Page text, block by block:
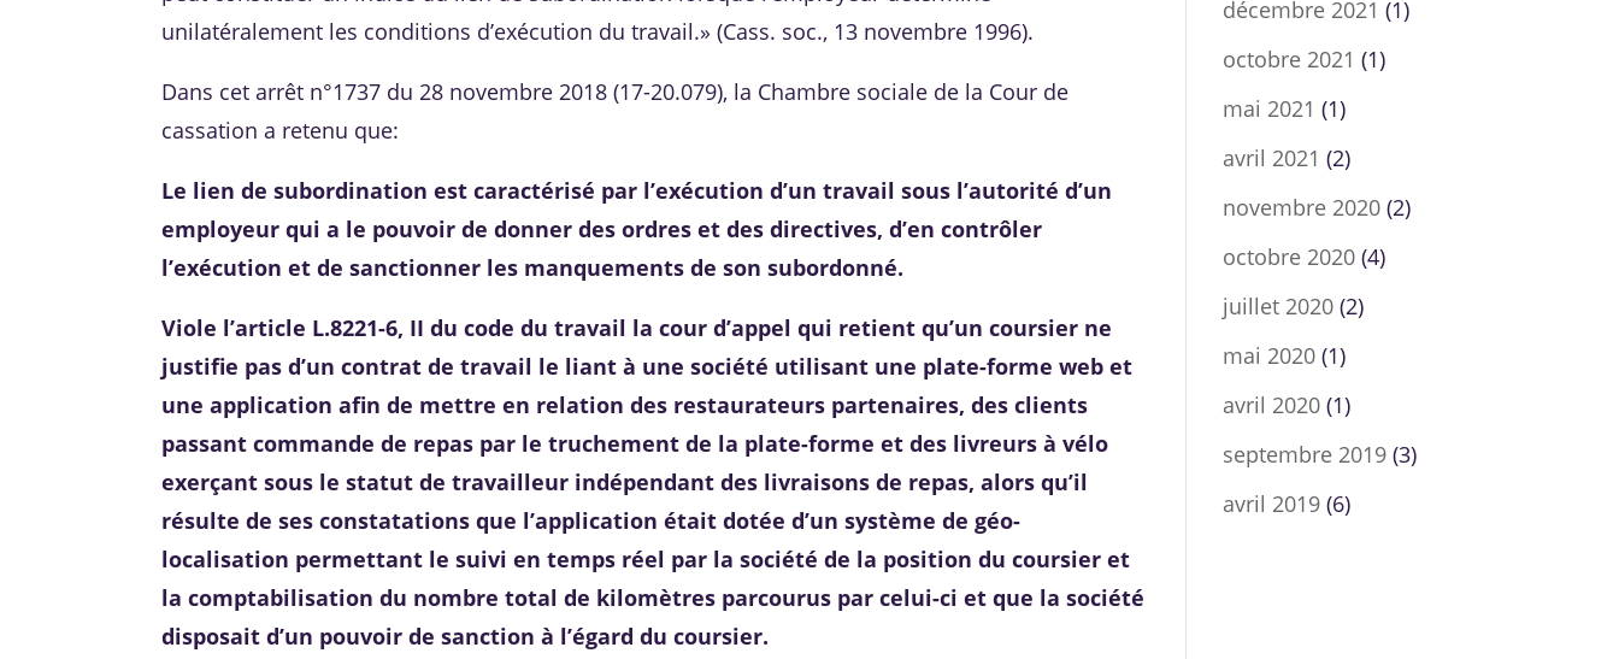
unilatéralement les conditions d’exécution du travail.» (Cass. soc., 13 novembre 1996).
Dans cet arrêt n°1737 du 28 novembre 2018 (17-20.079), la Chambre sociale de la Cour de
cassation a retenu que:
Le lien de subordination est caractérisé par l’exécution d’un travail sous l’autorité d’un
employeur qui a le pouvoir de donner des ordres et des directives, d’en contrôler
l’exécution et de sanctionner les manquements de son subordonné.
Viole l’article L.8221-6, II du code du travail la cour d’appel qui retient qu’un coursier ne
justifie pas d’un contrat de travail le liant à une société utilisant une plate-forme web et
une application afin de mettre en relation des restaurateurs partenaires, des clients
passant commande de repas par le truchement de la plate-forme et des livreurs à vélo
exerçant sous le statut de travailleur indépendant des livraisons de repas, alors qu’il
résulte de ses constatations que l’application était dotée d’un système de géo-
localisation permettant le suivi en temps réel par la société de la position du coursier et
la comptabilisation du nombre total de kilomètres parcourus par celui-ci et que la société
disposait d’un pouvoir de sanction à l’égard du coursier.
décembre 2021 (1)
octobre 2021 (1)
mai 2021 (1)
avril 2021 (2)
novembre 2020 (2)
octobre 2020 (4)
juillet 2020 (2)
mai 2020 (1)
avril 2020 (1)
septembre 2019 (3)
avril 2019 (6)